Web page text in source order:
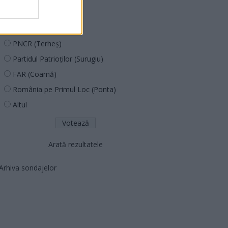
PNCR (Terheș)
Partidul Patrioților (Surugiu)
FAR (Coarnă)
România pe Primul Loc (Ponta)
Altul
Arată rezultatele
sondajelor